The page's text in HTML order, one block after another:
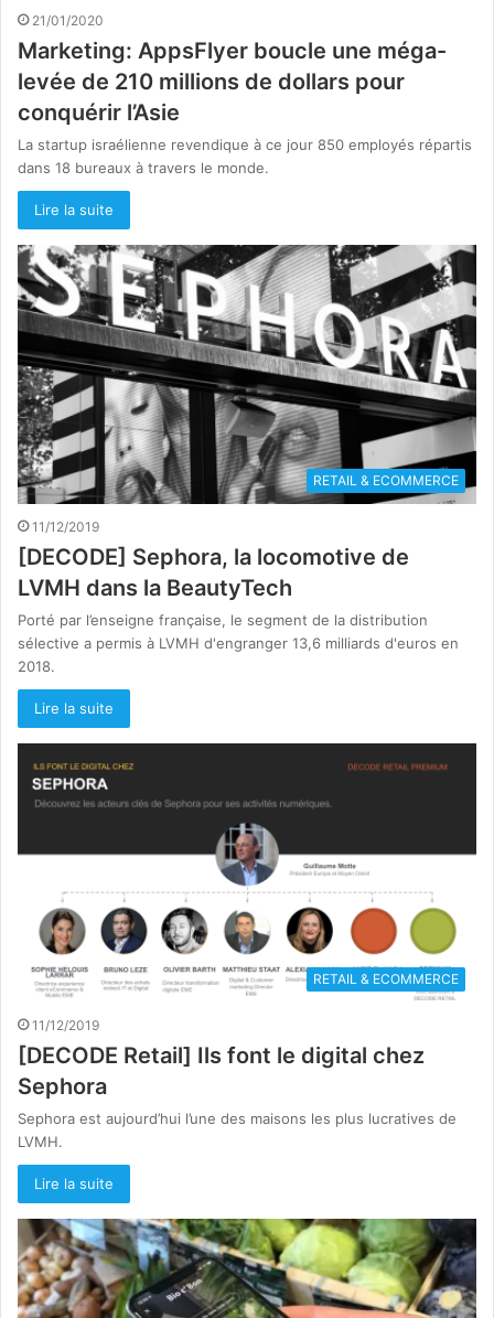
21/01/2020
Marketing: AppsFlyer boucle une méga-
levée de 210 millions de dollars pour
conquérir l’Asie
La startup israélienne revendique à ce jour 850 employés répartis
dans 18 bureaux à travers le monde.
Lire la suite
RETAIL & ECOMMERCE
11/12/2019
[DECODE] Sephora, la locomotive de
LVMH dans la BeautyTech
Porté par l’enseigne française, le segment de la distribution
sélective a permis à LVMH d'engranger 13,6 milliards d'euros en
2018.
Lire la suite
RETAIL & ECOMMERCE
11/12/2019
[DECODE Retail] Ils font le digital chez
Sephora
Sephora est aujourd’hui l’une des maisons les plus lucratives de
LVMH.
Lire la suite